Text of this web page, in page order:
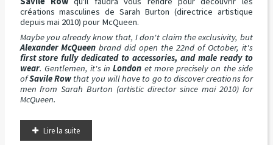
créations masculines de Sarah Burton (directrice artistique
depuis mai 2010) pour McQueen.
Maybe you already know that, I don't claim the exclusivity, but
Alexander McQueen brand did open the 22nd of October, it's
first store fully dedicated to accessories, and male ready to
wear. Gentlemen, it's inLondon et more precisely on the side
ofSavile Row that you will have to go to discover creations for
men from Sarah Burton (artistic director since mai 2010) for
McQueen.
Lire la suite